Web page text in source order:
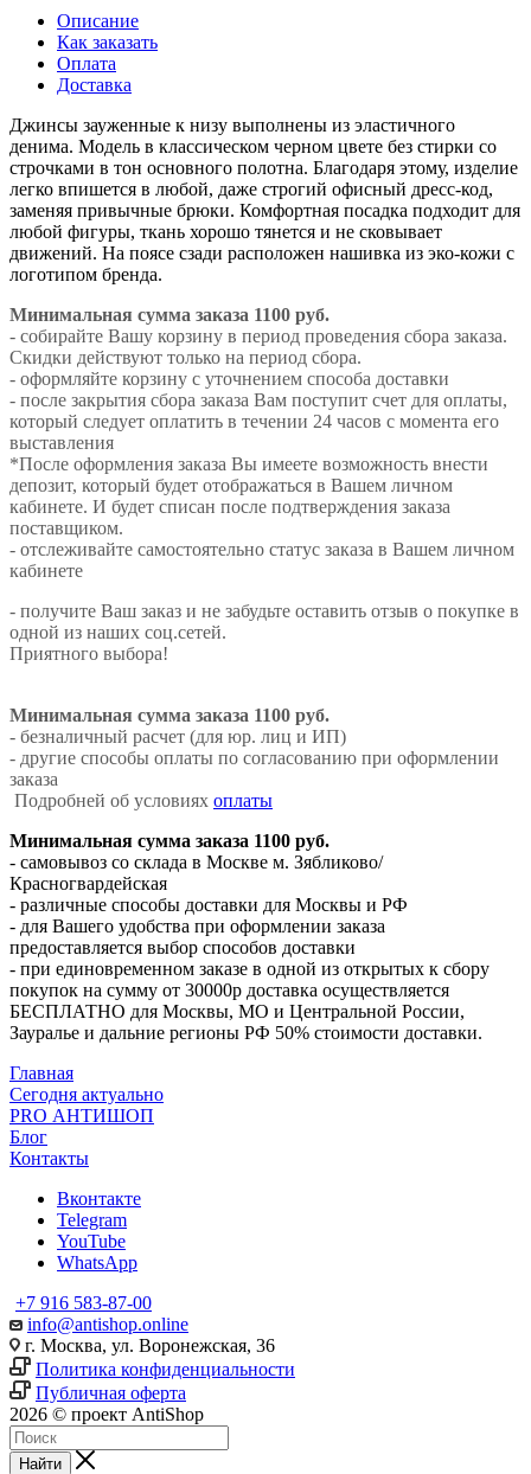
Описание
Как заказать
Оплата
Доставка
Джинсы зауженные к низу выполнены из эластичного
денима. Модель в классическом черном цвете без стирки со
строчками в тон основного полотна. Благодаря этому, изделие
легко впишется в любой, даже строгий офисный дресс-код,
заменяя привычные брюки. Комфортная посадка подходит для
любой фигуры, ткань хорошо тянется и не сковывает
движений. На поясе сзади расположен нашивка из эко-кожи с
логотипом бренда.
Минимальная сумма заказа 1100 руб.
- собирайте Вашу корзину в период проведения сбора заказа.
Скидки действуют только на период сбора.
- оформляйте корзину с уточнением способа доставки
- после закрытия сбора заказа Вам поступит счет для оплаты,
который следует оплатить в течении 24 часов с момента его
выставления
*После оформления заказа Вы имеете возможность внести
депозит, который будет отображаться в Вашем личном
кабинете. И будет списан после подтверждения заказа
поставщиком.
- отслеживайте самостоятельно статус заказа в Вашем личном
кабинете
- получите Ваш заказ и не забудьте оставить отзыв о покупке в
одной из наших соц.сетей.
Приятного выбора!
Минимальная сумма заказа 1100 руб.
- безналичный расчет (для юр. лиц и ИП)
- другие способы оплаты по согласованию при оформлении
заказа
Подробней об условиях оплаты
Минимальная сумма заказа 1100 руб.
- самовывоз со склада в Москве м. Зябликово/
Красногвардейская
- различные способы доставки для Москвы и РФ
- для Вашего удобства при оформлении заказа
предоставляется выбор способов доставки
- при единовременном заказе в одной из открытых к сбору
покупок на сумму от 30000р доставка осуществляется
БЕСПЛАТНО для Москвы, МО и Центральной России,
Зауралье и дальние регионы РФ 50% стоимости доставки.
Главная
Сегодня актуально
PRO АНТИШОП
Блог
Контакты
Вконтакте
Telegram
YouTube
WhatsApp
+7 916 583-87-00
info@antishop.online
г. Москва, ул. Воронежская, 36
Политика конфиденциальности
Публичная оферта
2026 © проект AntiShop
Найти